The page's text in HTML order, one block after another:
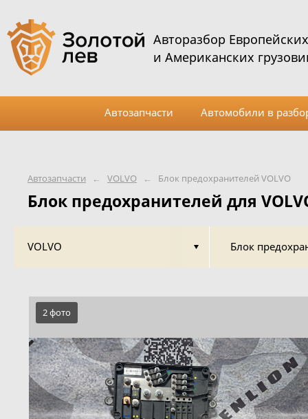
Автозапчасти ← VOLVO ← Блок предохранителей VOLVO
Блок предохранителей для
VOLVO Блок
2 фото
Авторазбор Европейских
и Американских
Автозапчасти Автомобили в